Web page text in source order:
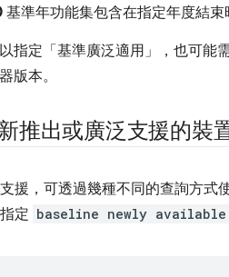
基準年功能集包含在指定年度結束
指定「基準廣泛適用」，也可能
版本。
推出或廣泛支援的裝
援，可透過幾種不同的查詢方式
定 baseline newly available